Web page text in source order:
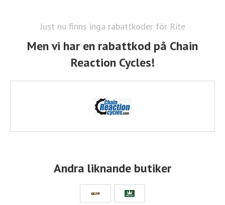
Just nu finns inga rabattkoder för Rite
Men vi har en rabattkod på Chain
Reaction Cycles!
Andra liknande butiker